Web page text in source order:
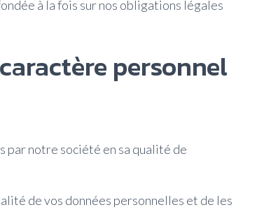
à la fois sur nos obligations légales
personnel
par notre société en sa qualité de
de vos données personnelles et de les